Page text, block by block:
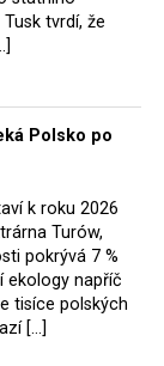
sám ministr
koalice.
vlády,
cca 7 %
spolu
cca pět
nepřímo
míst v
jistě potěší
u
tvrdí, že
Polsko po
k roku 2026
Turów,
pokrývá 7 %
ekology napříč
tisíce polských
[…]